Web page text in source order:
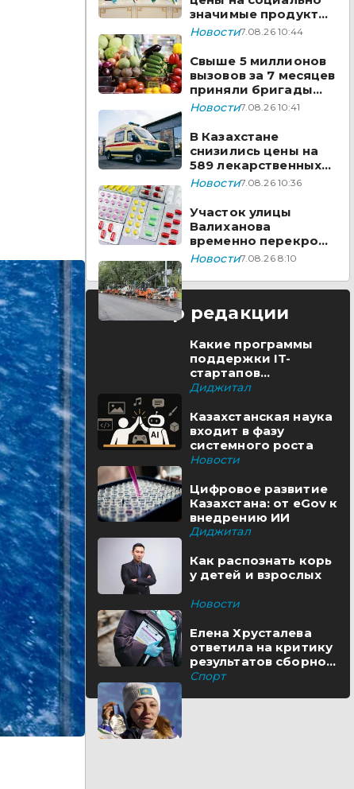
значимые продукты
за неделю
Новости7.08.26 10:44
Свыше 5 миллионов
вызовов за 7 месяцев
приняли бригады
скорой помощи
Новости7.08.26 10:41
В Казахстане
снизились цены на
589 лекарственных
препаратов
Новости7.08.26 10:36
Участок улицы
Валиханова
временно перекроют
в Астане
Новости7.08.26 8:10
Выбор редакции
Какие программы
поддержки IT-
стартапов
реализуются в
Диджитал
Казахстанская наука
входит в фазу
системного роста
Новости
Цифровое развитие
Казахстана: от eGov к
внедрению ИИ
Диджитал
Как распознать корь
у детей и взрослых
Новости
Елена Хрусталева
ответила на критику
результатов сборной
Казахстана
Спорт